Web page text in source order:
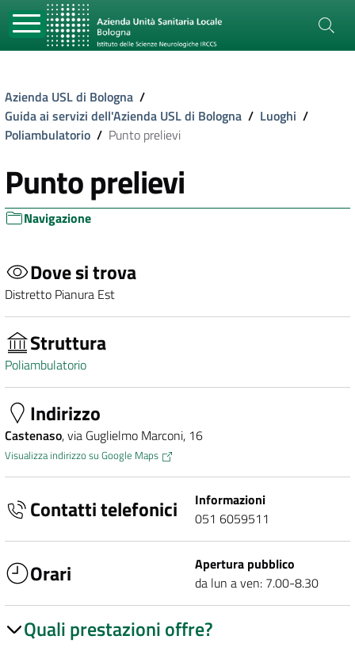
Azienda USL di Bologna /
Guida ai servizi dell'Azienda USL di Bologna / Luoghi /
Poliambulatorio / Punto prelievi
Punto prelievi
Navigazione
Dove si trova
Distretto Pianura Est
Struttura
Poliambulatorio
Indirizzo
Castenaso, via Guglielmo Marconi, 16
Visualizza indirizzo su Google Maps
Contatti telefonici
Informazioni
051 6059511
Orari
Apertura pubblico
da lun a ven: 7.00-8.30
Quali prestazioni offre?